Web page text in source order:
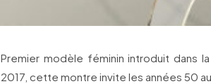
Premier modèle féminin introduit dans
2017, cette montre invite les années 50